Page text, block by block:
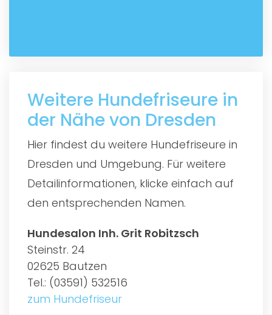
Weitere Hundefriseure in
der Nähe von Dresden
Hier findest du weitere Hundefriseure in
Dresden und Umgebung. Für weitere
Detailinformationen, klicke einfach auf
den entsprechenden Namen.
Hundesalon Inh. Grit Robitzsch
Steinstr. 24
02625 Bautzen
Tel.: (03591) 532516
zum Hundefriseur